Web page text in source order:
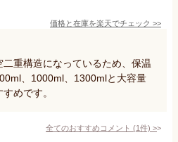
価格と在庫を楽天でチェック >>
重構造になっているため、保温
、1000ml、1300mlと大容量
めです。
全てのおすすめコメント (1件) >